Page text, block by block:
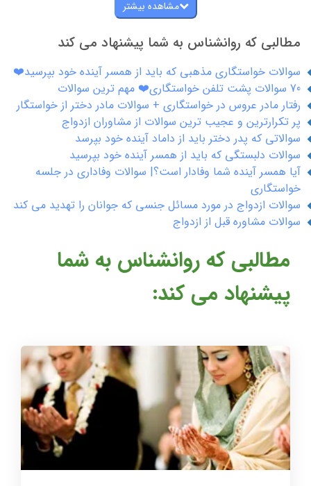
آیا تا کنون به بیماری های مقاربتی مبتلا شده اید؟
مشاهده بیشتر
مطالبی که روانشناس به شما پیشنهاد می کند
سوالات خواستگاری مذهبی که باید از همسر آینده خود بپرسید❤️
70 سوالات پشت تلفن خواستگاری❤️ مهم ترین سوالات
رفتار مادر عروس در خواستگاری + سوالات مادر دختر از خواستگار
پر تکرارترین و عجیب ترین سوالات از مشاوران ازدواج
سوالاتی که پدر دختر باید از داماد آینده خود بپرسد
سوالات دلبستگی که باید از همسر آینده خود بپرسید
آیا همسر آینده شما وفادار است؟| سوالات وفاداری در جلسه
خواستگاری
سوالات ازدواج در مورد مسائل جنسی که جوانان را تهدید می کند
سوالات مشاوره قبل از ازدواج
مطالبی که روانشناس به شما
پیشنهاد می کند: